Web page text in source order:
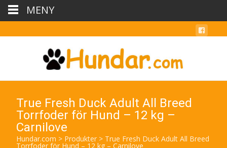
True Fresh Duck Adult All Breed
Torrfoder för Hund – 12 kg –
Carnilove
Hundar.com > Produkter > True Fresh Duck Adult All Breed
Torrfoder för Hund – 12 kg – Carnilove
MENY